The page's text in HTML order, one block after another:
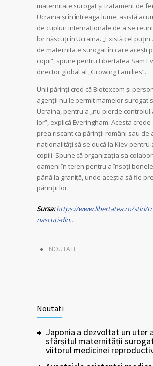
maternitate surogat și tratament de
Ucraina și în întreaga lume, asistă
de cupluri internaționale de a se reuni
lor născuți în Ucraina. „Există cel puțin
de maternitate surogat în care acești
copii”, spune pentru Libertatea Sam
director global al „Growing Families”.
Unii părinți cred că Biotexcom și
agenții nu le permit mamelor surogat
Ucraina, pentru a „nu pierde controlul
lor”, explică Everingham. Acesta crede
prea riscant ca părinții români sau de
naționalități să se ducă la Kiev pentru
copiii. Spune că organizația sa
oameni în teren pentru a însoți
până la graniță, unde aceștia să fie
părinții lor.
Sursa: https://www.libertatea.ro/stiri/
nascuti-din…
NOUTATI
Noutati
Japonia a dezvoltat un uter
sfârșitul maternității
viitorul medicinei